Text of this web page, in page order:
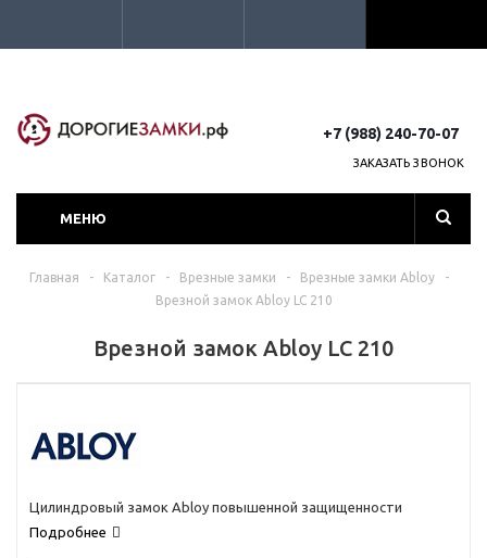
+7 (988) 240-70-07
ЗАКАЗАТЬ ЗВОНОК
МЕНЮ
Главная - Каталог - Врезные замки - Врезные замки Abloy
-
Врезной замок Abloy LC 210
Врезной замок Abloy LC 210
Цилиндровый замок Abloy повышенной защищенности
Подробнее